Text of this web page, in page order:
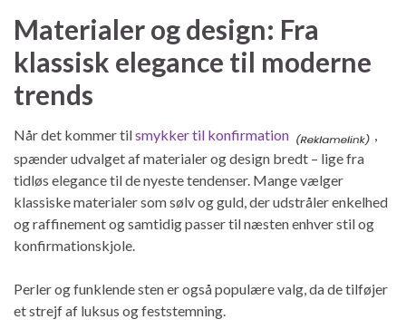
Materialer og design: Fra
klassisk elegance til moderne
trends
Når det kommer tilsmykker til konfirmation
spænder udvalget af materialer og design bredt – lige fra
tidløs elegance til de nyeste tendenser. Mange vælger
klassiske materialer som sølv og guld, der udstråler enkelhed
og raffinement og samtidig passer til næsten enhver stil og
konfirmationskjole.
Perler og funklende sten er også populære valg, da de tilføjer
et strejf af luksus og feststemning.